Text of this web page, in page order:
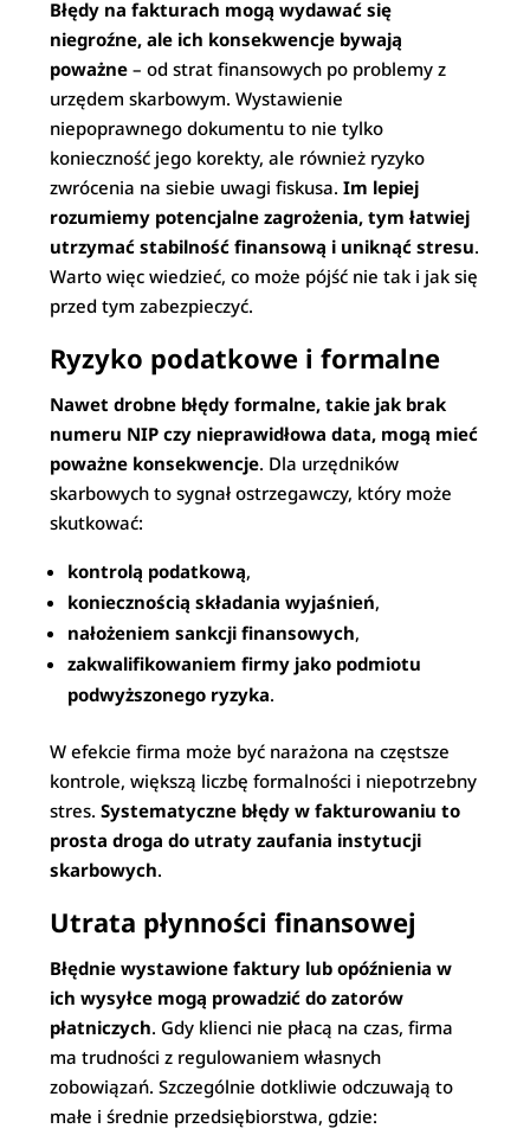
Błędy na fakturach mogą wydawać się
niegroźne, ale ich konsekwencje bywają
poważne – od strat finansowych po problemy z
urzędem skarbowym. Wystawienie
niepoprawnego dokumentu to nie tylko
konieczność jego korekty, ale również ryzyko
zwrócenia na siebie uwagi fiskusa.Im lepiej
rozumiemy potencjalne zagrożenia, tym łatwiej
utrzymać stabilność finansową i uniknąć stresu.
Warto więc wiedzieć, co może pójść nie tak i jak się
przed tym zabezpieczyć.
Ryzyko podatkowe i formalne
Nawet drobne błędy formalne, takie jak brak
numeru NIP czy nieprawidłowa data, mogą mieć
poważne konsekwencje. Dla urzędników
skarbowych to sygnał ostrzegawczy, który może
skutkować:
kontrolą podatkową,
koniecznością składania wyjaśnień,
nałożeniem sankcji finansowych,
zakwalifikowaniem firmy jako podmiotu
podwyższonego ryzyka.
W efekcie firma może być narażona na częstsze
kontrole, większą liczbę formalności i niepotrzebny
stres.Systematyczne błędy w fakturowaniu to
prosta droga do utraty zaufania instytucji
skarbowych.
Utrata płynności finansowej
Błędnie wystawione faktury lub opóźnienia w
ich wysyłce mogą prowadzić do zatorów
płatniczych. Gdy klienci nie płacą na czas, firma
ma trudności z regulowaniem własnych
zobowiązań. Szczególnie dotkliwie odczuwają to
małe i średnie przedsiębiorstwa, gdzie: